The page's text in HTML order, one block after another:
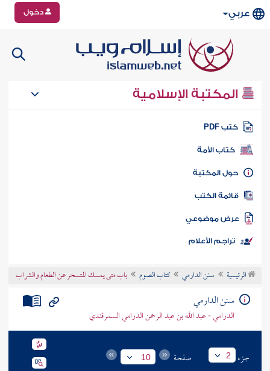
عربي دخول
المكتبة الإسلامية
كتب PDF
كتاب الأمة
المكتبة
الكتب
موضوعي
تراجم الأعلام
الرئيسية سنن الدارمي كتاب الصوم باب متى يمسك المتسحر عن الطعام والشراب
سنن الدارمي
الدرامي - عبد الله بن عبد الرحمن الدرامي السمرقندي
جزء 2 صفحة 10